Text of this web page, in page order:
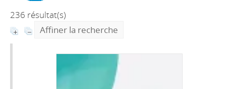
236 résultat(s)
Affiner la recherche